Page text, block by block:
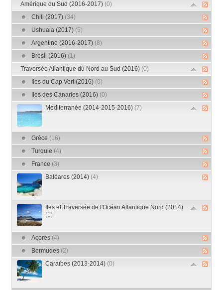
Amérique du Sud (2016-2017) (0)
Chili (2017) (34)
Ushuaia (2017) (5)
Argentine (2016-2017) (8)
Brésil (2016) (1)
Traversée Atlantique du Nord au Sud (2016) (0)
Iles du Cap Vert (2016) (0)
Iles des Canaries (2016) (0)
Méditerranée (2014-2015-2016) (7)
Grèce (16)
Turquie (4)
France (3)
Baléares (2014) (4)
Iles et Traversée de l'Océan Atlantique Nord (2014)
(1)
Açores (4)
Bermudes (2)
Caraïbes (2013-2014) (0)